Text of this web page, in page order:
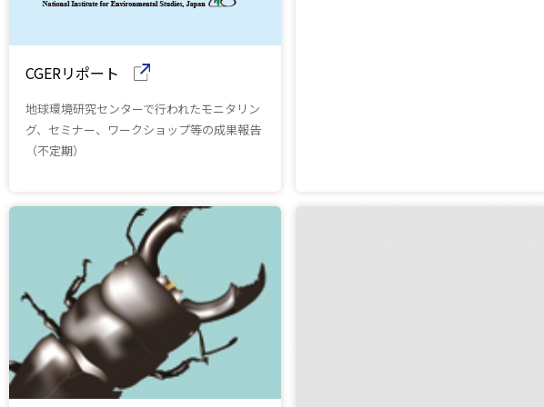
CGERリポート
地球環境研究センターで行われたモニタリン
グ、セミナー、ワークショップ等の成果報告
（不定期）
（別ウインドウで開きます）